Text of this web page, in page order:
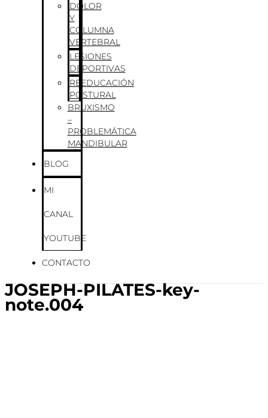
DOLOR
Y
COLUMNA
VERTEBRAL
LESIONES
DEPORTIVAS
REEDUCACIÓN
POSTURAL
BRUXISMO
–
PROBLEMÁTICA
MANDIBULAR
BLOG
MI
CANAL
YOUTUBE
CONTACTO
JOSEPH-PILATES-key-
note.004